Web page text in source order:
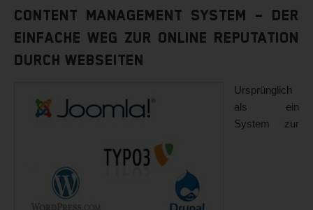
Content Management System – der
einfache Weg zur Online Reputation
durch Webseiten
Ursprünglich
als ein
System zur